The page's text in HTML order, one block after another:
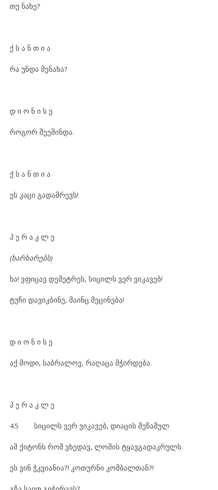
თუ ნახე?
ქ ს ა ნ თ ი ა
რა უნდა მენახა?
დ ი ო ნ ი ს ე
როგორ შეეშინდა.
ქ ს ა ნ თ ი ა
ეს კაცი გადამრევს!
ჰ ე რ ა კ ლ ე
(ხარხარებს)
ხა! ვფიცავ დემეტრეს, სიცილს ვერ ვიკავებ!
ტუჩი დავიკბინე, მაინც მეცინება!
დ ი ო ნ ი ს ე
აქ მოდი, საბრალოვ, რაღაცა მჭირდება.
ჰ ე რ ა კ ლ ე
45 სიცილს ვერ ვიკავებ, დიაცის მეწამულ
ამ ქიტონს რომ ვხედავ, ლომის ტყავგადაკრულს.
ეს ვინ ჭკვიანია?! კოთურნი კომბალთან?!